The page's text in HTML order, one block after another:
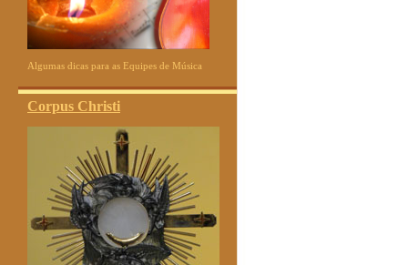
Algumas dicas para as Equipes de Música
Corpus Christi